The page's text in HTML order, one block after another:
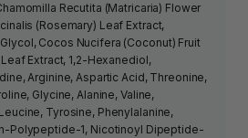
Recutita (Matricaria) Flower
(Rosemary) Leaf Extract,
Cocos Nucifera (Coconut) Fruit
Extract, 1,2-Hexanediol,
Arginine, Aspartic Acid, Threonine,
Glycine, Alanine, Valine,
Tyrosine, Phenylalanine,
Polypeptide-1, Nicotinoyl Dipeptide-